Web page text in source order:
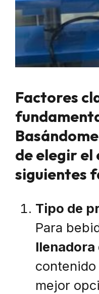
Factores
de elegir el
siguientes
Tipo de
Para
llenadora
mejor